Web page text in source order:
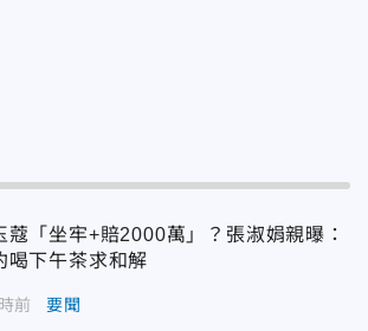
蔻「坐牢+賠2000萬」？張淑娟親曝：
喝下午茶求和解
前 要聞